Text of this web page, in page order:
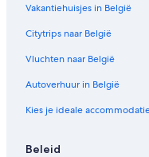
Vakantiehuisjes in België
Citytrips naar België
Vluchten naar België
Autoverhuur in België
Kies je ideale
Beleid